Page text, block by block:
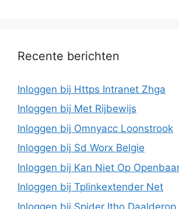
Recente berichten
Inloggen bij Https Intranet Zhga
Inloggen bij Met Rijbewijs
Inloggen bij Omnyacc Loonstrook
Inloggen bij Sd Worx Belgie
Inloggen bij Kan Niet Op
Inloggen bij Tplinkextender Net
Inloggen bij Spider Itho Daalderop